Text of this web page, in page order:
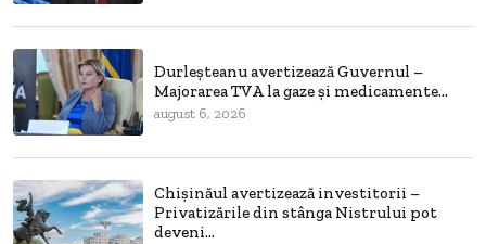
Durleșteanu avertizează Guvernul –
Majorarea TVA la gaze și medicamente...
august 6, 2026
Chișinăul avertizează investitorii –
Privatizările din stânga Nistrului pot
deveni...